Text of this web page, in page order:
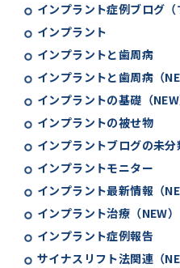
インプラント症例ブログ（
インプラント
インプラントと歯周病
インプラントと歯周病（
インプラントの基礎（NEW
インプラントの被せ物
インプラントブログの未分
インプラントモニター
インプラント最新情報（
インプラント治療（NEW）
インプラント症例報告
サイナスリフト法関連（